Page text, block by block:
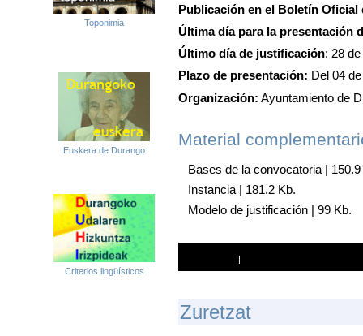
Toponimia
Euskera de Durango
Criterios lingüísticos
Publicación en el Boletín Oficial
Última día para la presentación
Último día de justificación: 28
Plazo de presentación: Del 04
Organización: Ayuntamiento de
Material
Bases de la convocatoria |
Instancia | 181.2 Kb.
Modelo de justificación | 99 Kb.
|
Zuretzat